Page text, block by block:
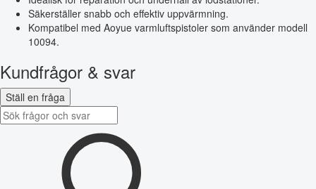
Säkerställer snabb och effektiv uppvärmning.
Kompatibel med Aoyue varmluftspistoler som använder modell
10094.
Kundfrågor & svar
Ställ en fråga